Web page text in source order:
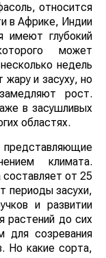
относится
в Африке, Индии
имеют глубокий
может
недель
и засуху, но
рост.
в засушливых
областях.
климата.
от 25
периоды засухи,
и развитии
растений до сих
для созревания
Но какие сорта,